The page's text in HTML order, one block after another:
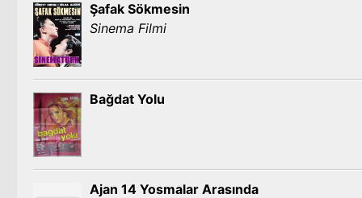
Şafak Sökmesin
Sinema Filmi
Bağdat Yolu
Ajan 14 Yosmalar Arasında